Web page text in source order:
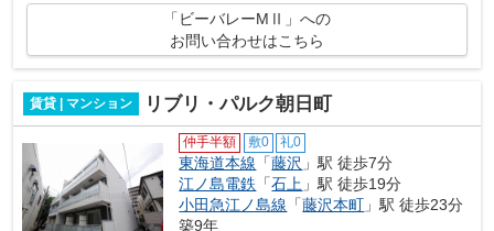
「ビーバレーMⅡ」への
お問い合わせはこちら
賃貸 | マンション リブリ・パルク朝日町
仲手半額 敷0 礼0
東海道本線 「藤沢 」駅 徒歩7分
江ノ島電鉄 「石上 」駅 徒歩19分
小田急江ノ島線 「藤沢本町 」駅 徒歩23分
築9年